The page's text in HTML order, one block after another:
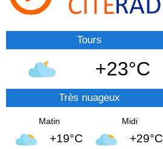
Tours
+23°C
Très nuageux
Matin
+19°C
Midi
+29°C